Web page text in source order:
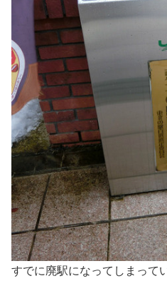
すでに廃駅になってしまって